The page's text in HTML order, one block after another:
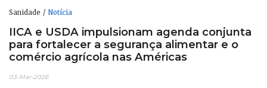
Sanidade Notícia
IICA e USDA impulsionam agenda conjunta
para fortalecer a segurança alimentar e o
comércio agrícola nas Américas
03-Mar-2026